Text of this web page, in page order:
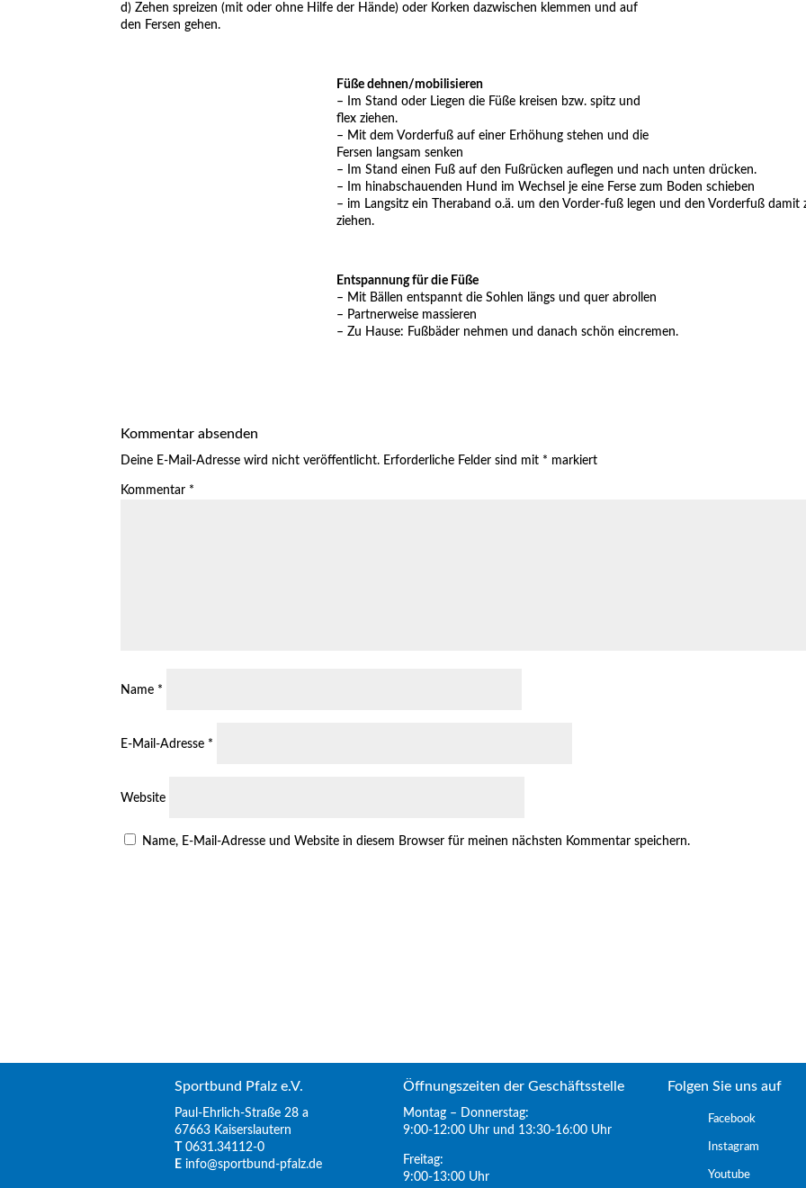
d) Zehen spreizen (mit oder ohne Hilfe der Hände) oder Korken dazwischen klemmen und auf
den Fersen gehen.
Füße dehnen/mobilisieren
– Im Stand oder Liegen die Füße kreisen bzw. spitz und
flex ziehen.
– Mit dem Vorderfuß auf einer Erhöhung stehen und die
Fersen langsam senken
– Im Stand einen Fuß auf den Fußrücken auflegen und nach unten drücken.
– Im hinabschauenden Hund im Wechsel je eine Ferse zum Boden schieben
– im Langsitz ein Theraband o.ä. um den Vorder-fuß legen und den Vorderfuß damit
ziehen.
Entspannung für die Füße
– Mit Bällen entspannt die Sohlen längs und quer abrollen
– Partnerweise massieren
– Zu Hause: Fußbäder nehmen und danach schön eincremen.
Kommentar absenden
Deine E-Mail-Adresse wird nicht veröffentlicht. Erforderliche Felder sind mit * markiert
Kommentar *
Name *
E-Mail-Adresse *
Website
Name, E-Mail-Adresse und Website in diesem Browser für meinen nächsten Kommentar speichern.
Sportbund Pfalz e.V.
Paul-Ehrlich-Straße 28 a
67663 Kaiserslautern
0631.34112-0
E info@sportbund-pfalz.de
Öffnungszeiten der Geschäftsstelle
Montag – Donnerstag:
9:00-12:00 Uhr und 13:30-16:00 Uhr
Freitag:
9:00-13:00 Uhr
Folgen Sie uns auf
Facebook
Instagram
Youtube